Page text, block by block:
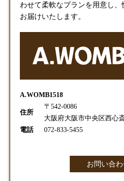
わせて柔軟なプランを用意し
お届けいたします。
A.WOMB1518
住所
〒542-0086
大阪府大阪市中央区西心
電話
072-833-5455
お問い合